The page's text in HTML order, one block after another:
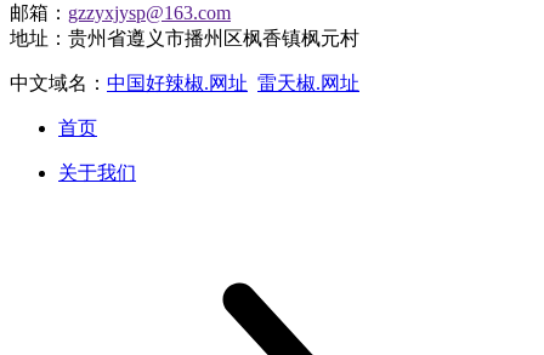
邮箱： gzzyxjysp@163.com
地址：贵州省遵义市播州区枫香镇枫元村
中文域名： 中国好辣椒.网址 雷天椒.网址
首页
关于我们